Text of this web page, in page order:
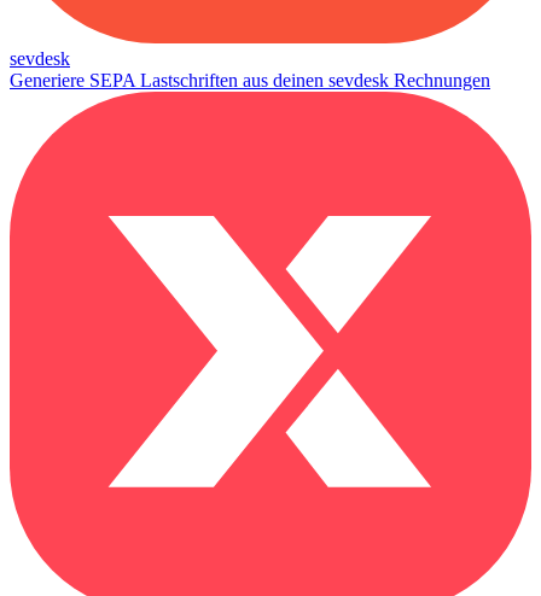
sevdesk
Generiere SEPA Lastschriften aus deinen sevdesk Rechnungen